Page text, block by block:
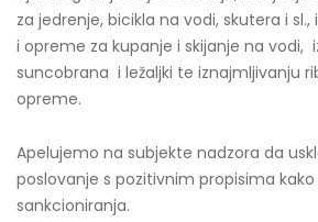
za jedrenje, bicikla na vodi, skutera i
i opreme za kupanje i skijanje na vodi,
suncobrana i ležaljki te iznajmljivanju
opreme.
Apelujemo na subjekte nadzora da
poslovanje s pozitivnim propisima
sankcioniranja.